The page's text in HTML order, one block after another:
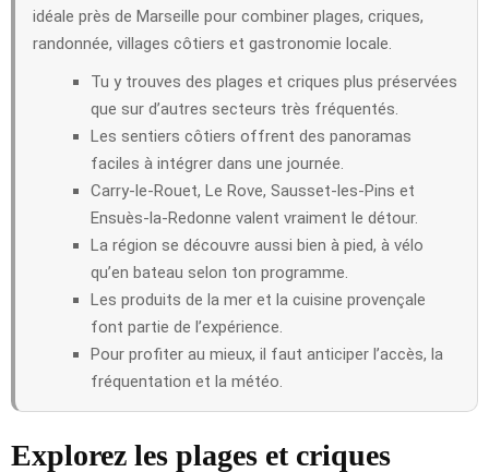
idéale près de Marseille pour combiner plages, criques,
randonnée, villages côtiers et gastronomie locale.
Tu y trouves des plages et criques plus préservées
que sur d’autres secteurs très fréquentés.
Les sentiers côtiers offrent des panoramas
faciles à intégrer dans une journée.
Carry-le-Rouet, Le Rove, Sausset-les-Pins et
Ensuès-la-Redonne valent vraiment le détour.
La région se découvre aussi bien à pied, à vélo
qu’en bateau selon ton programme.
Les produits de la mer et la cuisine provençale
font partie de l’expérience.
Pour profiter au mieux, il faut anticiper l’accès, la
fréquentation et la météo.
Explorez les plages et criques